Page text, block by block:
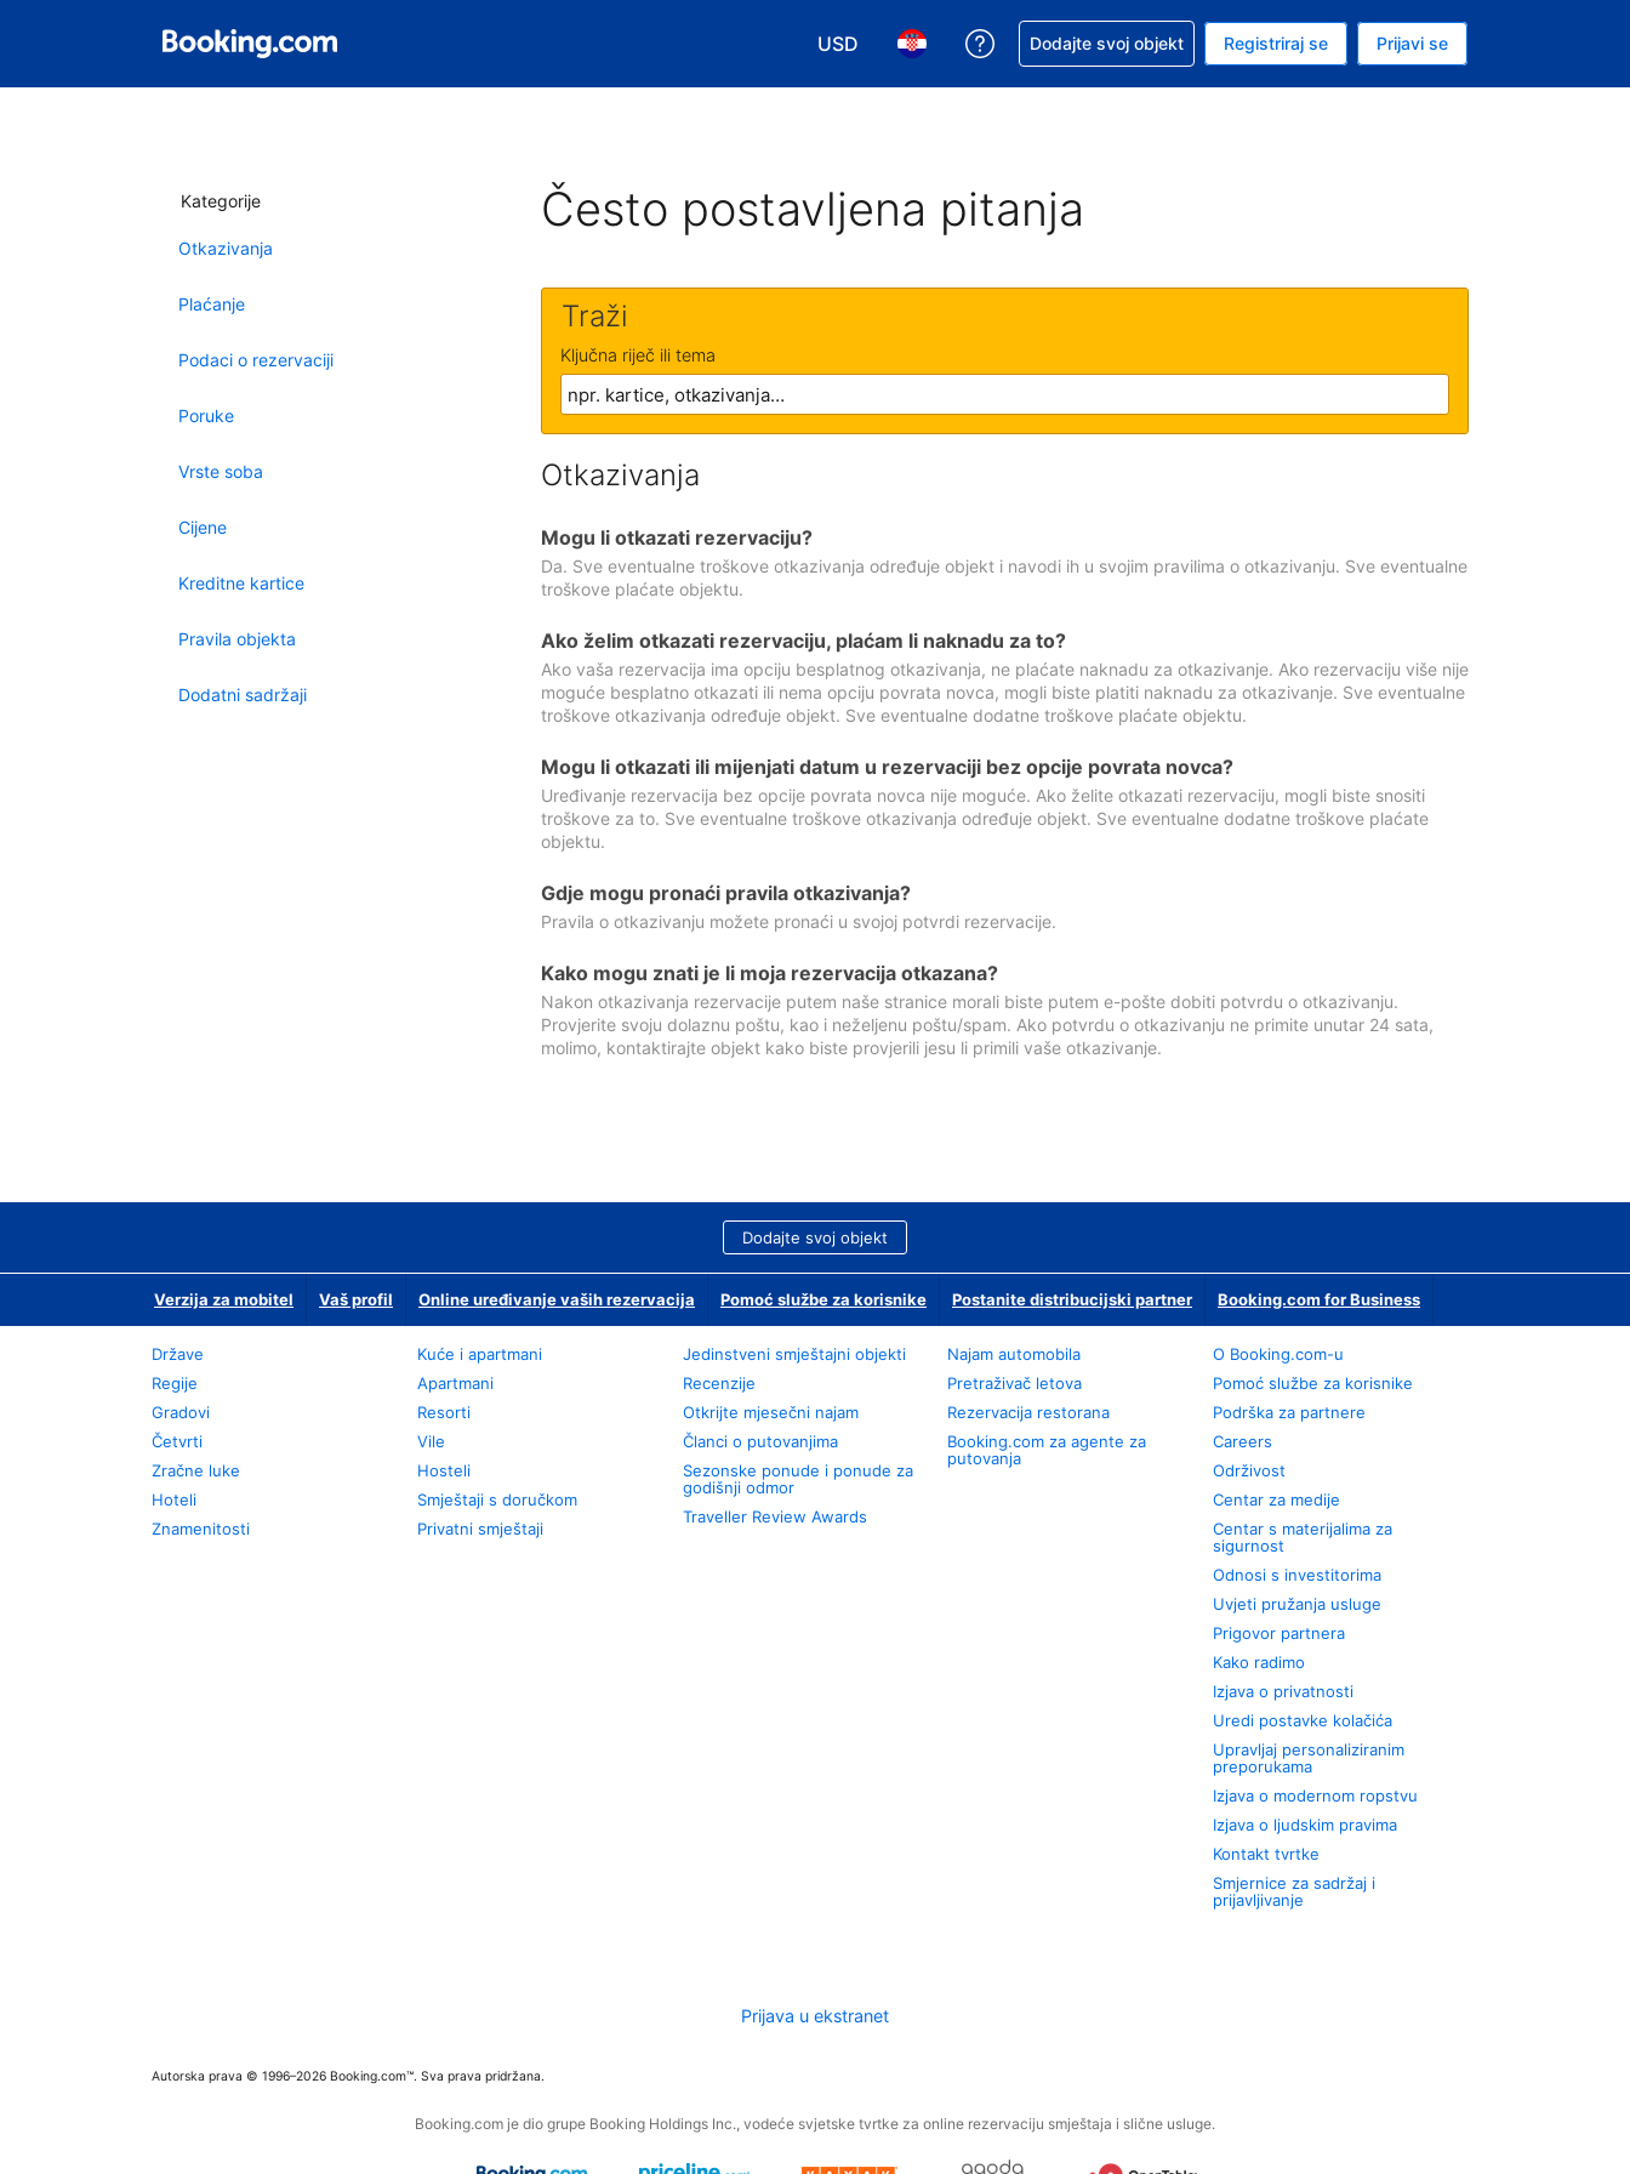
USD
Odaberite valutu. Vaša je trenutačna valuta Američki dolar
Odaberite svoj jezik. Vaš je trenutačni jezik Hrvatskom
Zatražite pomoć sa svojom rezervacijom
Dodajte svoj objekt Registriraj se Prijavi se
Kategorije
Otkazivanja
Plaćanje
Podaci o rezervaciji
Poruke
Vrste soba
Cijene
Kreditne kartice
Pravila objekta
Dodatni sadržaji
Često postavljena pitanja
Traži
Ključna riječ ili tema
Otkazivanja
Mogu li otkazati rezervaciju?
Da. Sve eventualne troškove otkazivanja određuje objekt i navodi ih u svojim pravilima o otkazivanju. Sve eventualne
troškove plaćate objektu.
Ako želim otkazati rezervaciju, plaćam li naknadu za to?
Ako vaša rezervacija ima opciju besplatnog otkazivanja, ne plaćate naknadu za otkazivanje. Ako rezervaciju više nije
moguće besplatno otkazati ili nema opciju povrata novca, mogli biste platiti naknadu za otkazivanje. Sve eventualne
troškove otkazivanja određuje objekt. Sve eventualne dodatne troškove plaćate objektu.
Mogu li otkazati ili mijenjati datum u rezervaciji bez opcije povrata novca?
Uređivanje rezervacija bez opcije povrata novca nije moguće. Ako želite otkazati rezervaciju, mogli biste snositi
troškove za to. Sve eventualne troškove otkazivanja određuje objekt. Sve eventualne dodatne troškove plaćate
objektu.
Gdje mogu pronaći pravila otkazivanja?
Pravila o otkazivanju možete pronaći u svojoj potvrdi rezervacije.
Kako mogu znati je li moja rezervacija otkazana?
Nakon otkazivanja rezervacije putem naše stranice morali biste putem e-pošte dobiti potvrdu o otkazivanju.
Provjerite svoju dolaznu poštu, kao i neželjenu poštu/spam. Ako potvrdu o otkazivanju ne primite unutar 24 sata,
molimo, kontaktirajte objekt kako biste provjerili jesu li primili vaše otkazivanje.
Dodajte svoj objekt
Verzija za mobitel Vaš profil Online uređivanje vaših rezervacija Pomoć službe za korisnike Postanite distribucijski partner Booking.com for Business
Države
Regije
Gradovi
Četvrti
Zračne luke
Hoteli
Znamenitosti
Kuće i apartmani
Apartmani
Resorti
Vile
Hosteli
Smještaji s doručkom
Privatni smještaji
Jedinstveni smještajni objekti
Recenzije
Otkrijte mjesečni najam
Članci o putovanjima
Sezonske ponude i ponude za
godišnji odmor
Traveller Review Awards
Najam automobila
Pretraživač letova
Rezervacija restorana
Booking.com za agente za
putovanja
O Booking.com-u
Pomoć službe za korisnike
Podrška za partnere
Careers
Održivost
Centar za medije
Centar s materijalima za
sigurnost
Odnosi s investitorima
Uvjeti pružanja usluge
Prigovor partnera
Kako radimo
Izjava o privatnosti
Uredi postavke kolačića
Upravljaj personaliziranim
preporukama
Izjava o modernom ropstvu
Izjava o ljudskim pravima
Kontakt tvrtke
Smjernice za sadržaj i
prijavljivanje
Prijava u ekstranet
Autorska prava © 1996–2026 Booking.com™. Sva prava pridržana.
Booking.com je dio grupe Booking Holdings Inc., vodeće svjetske tvrtke za online rezervaciju smještaja i slične usluge.